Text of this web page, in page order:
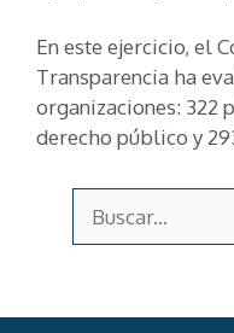
En este ejercicio, el
Transparencia ha
organizaciones: 322
derecho público y